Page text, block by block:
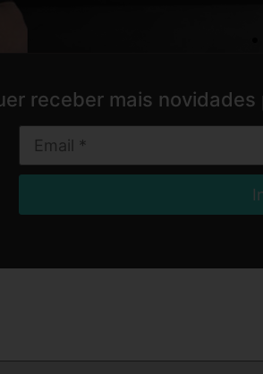
receber mais